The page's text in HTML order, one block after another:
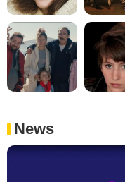
News